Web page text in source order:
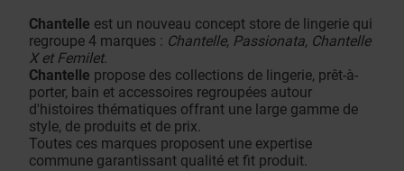
Chantelle est un nouveau concept store de lingerie qui
regroupe 4 marques : Chantelle, Passionata, Chantelle
X et Femilet.
Chantelle propose des collections de lingerie, prêt-à-
porter, bain et accessoires regroupées autour
d'histoires thématiques offrant une large gamme de
style, de produits et de prix.
Toutes ces marques proposent une expertise
commune garantissant qualité et fit produit.